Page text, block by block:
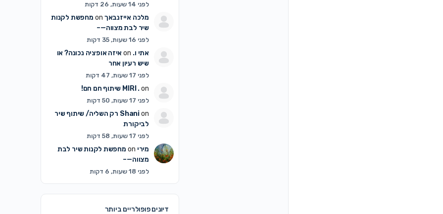
לפני 14 שעות, 26 דקות
מלכה אייזנבאך
מחפשת לקנות
שיר לבת מצווה—–
לפני 16 שעות, 35 דקות
אתי ו.
איזה אופציה נכונה? או
שיש רעיון אחר
לפני 17 שעות, 47 דקות
MIRI .on שיתוף חם חם!
לפני 17 שעות, 50 דקות
Shanion
רק השליה/ שיתוף שיר
לביקורת
לפני 17 שעות, 58 דקות
מירי
מחפשת לקנות שיר לבת
מצווה—–
לפני 18 שעות, 6 דקות
דיונים פופולריים ביותר